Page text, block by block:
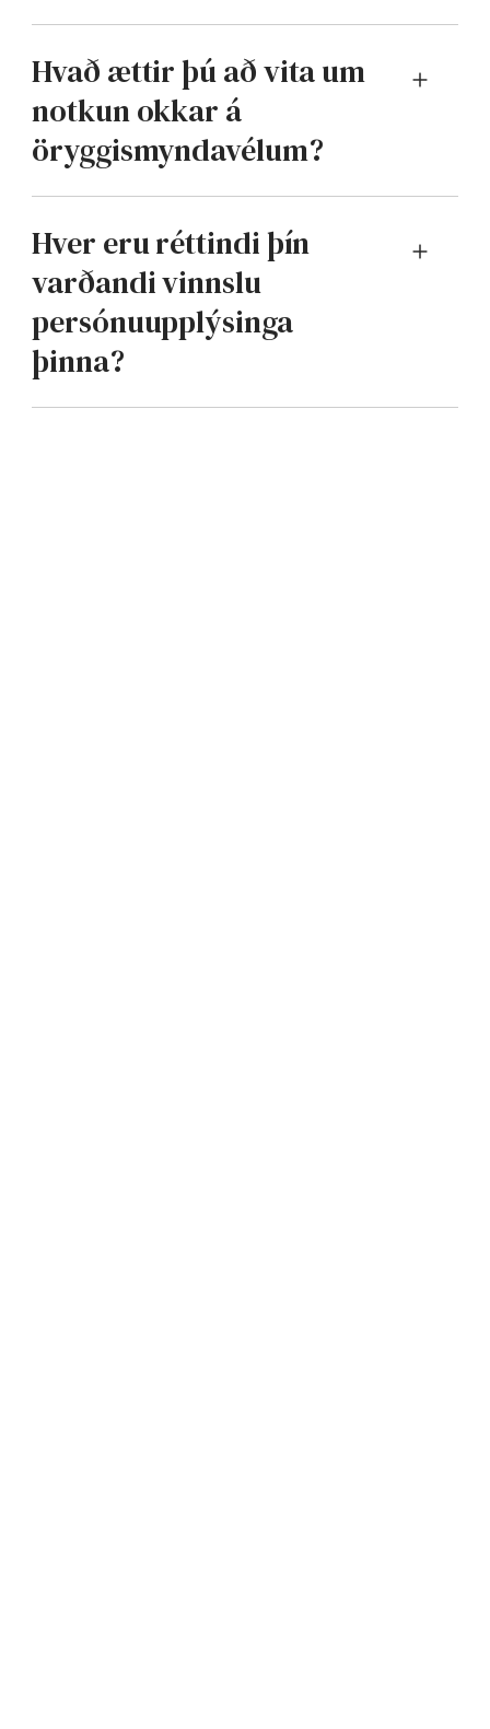
Hvað ættir þú að vita um
notkun okkar á
öryggismyndavélum?
Hver eru réttindi þín
varðandi vinnslu
persónuupplýsinga
þinna?